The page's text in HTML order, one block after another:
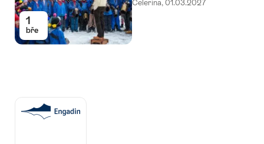
1
bře
Celerina, 01.03.2027
Auszeichnungen